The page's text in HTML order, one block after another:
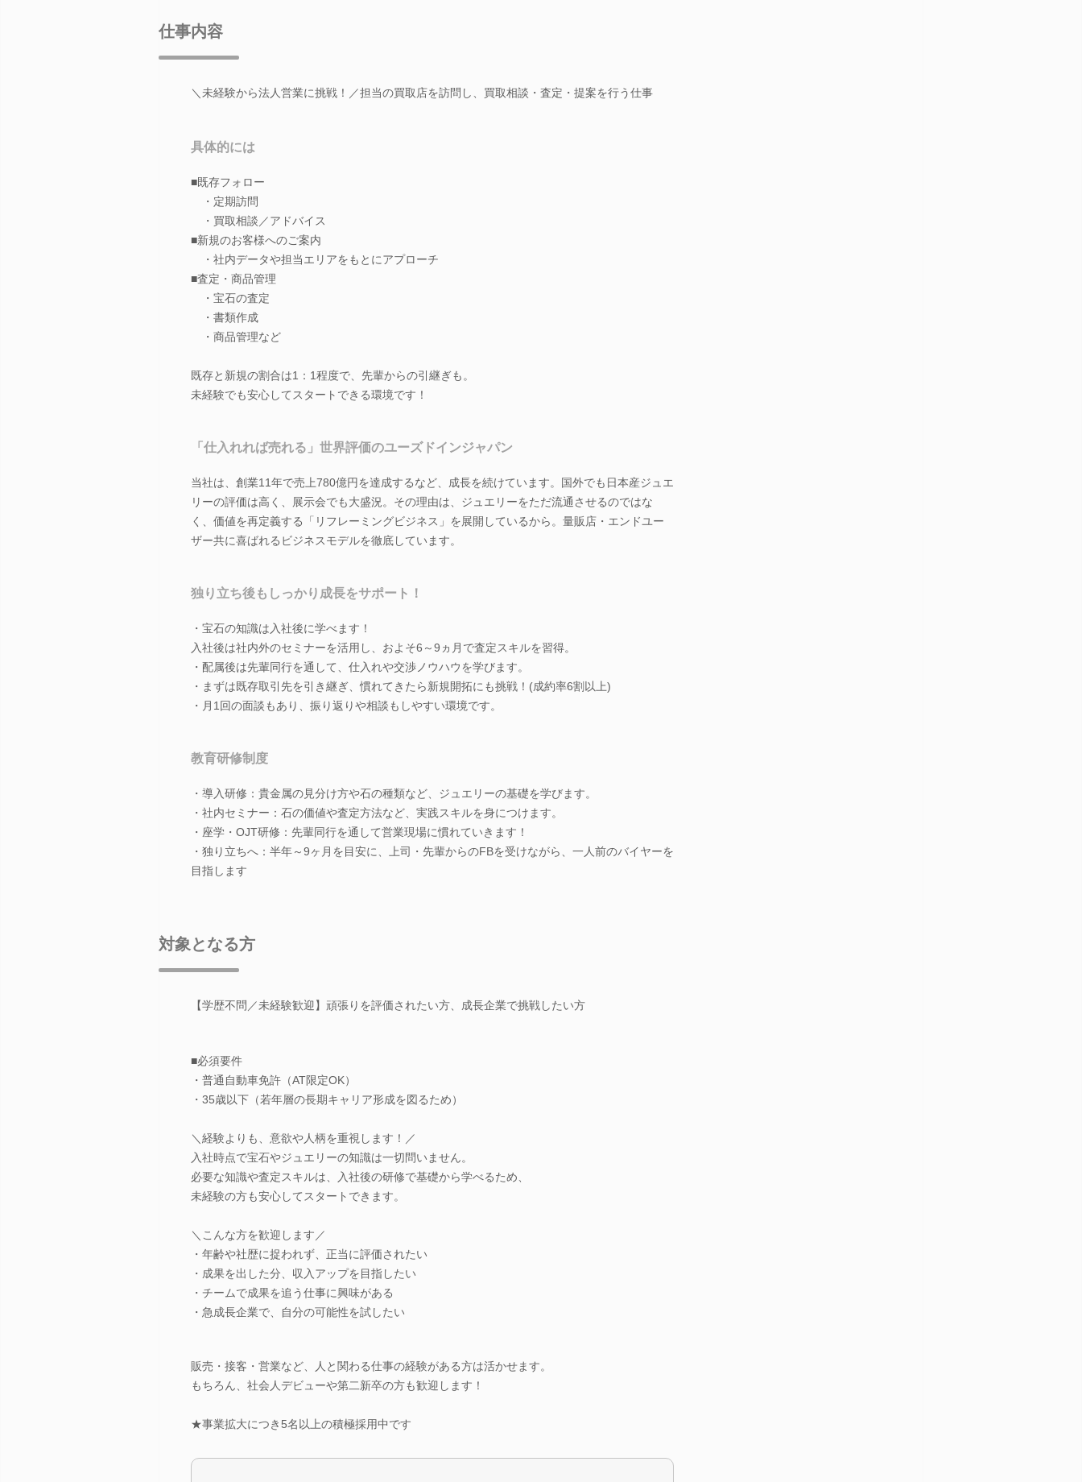
仕事内容
＼未経験から法人営業に挑戦！／担当の買取店を訪問し、買取相談・査定・提案を行う仕事
具体的には
■既存フォロー
・定期訪問
・買取相談／アドバイス
■新規のお客様へのご案内
・社内データや担当エリアをもとにアプローチ
■査定・商品管理
・宝石の査定
・書類作成
・商品管理など
既存と新規の割合は1：1程度で、先輩からの引継ぎも。
未経験でも安心してスタートできる環境です！
「仕入れれば売れる」世界評価のユーズドインジャパン
当社は、創業11年で売上780億円を達成するなど、成長を続けています。国外でも日本産ジュエ
リーの評価は高く、展示会でも大盛況。その理由は、ジュエリーをただ流通させるのではな
く、価値を再定義する「リフレーミングビジネス」を展開しているから。量販店・エンドユー
ザー共に喜ばれるビジネスモデルを徹底しています。
独り立ち後もしっかり成長をサポート！
・宝石の知識は入社後に学べます！
入社後は社内外のセミナーを活用し、およそ6～9ヵ月で査定スキルを習得。
・配属後は先輩同行を通して、仕入れや交渉ノウハウを学びます。
・まずは既存取引先を引き継ぎ、慣れてきたら新規開拓にも挑戦！(成約率6割以上)
・月1回の面談もあり、振り返りや相談もしやすい環境です。
教育研修制度
・導入研修：貴金属の見分け方や石の種類など、ジュエリーの基礎を学びます。
・社内セミナー：石の価値や査定方法など、実践スキルを身につけます。
・座学・OJT研修：先輩同行を通して営業現場に慣れていきます！
・独り立ちへ：半年～9ヶ月を目安に、上司・先輩からのFBを受けながら、一人前のバイヤーを
目指します
対象となる方
【学歴不問／未経験歓迎】頑張りを評価されたい方、成長企業で挑戦したい方
■必須要件
・普通自動車免許（AT限定OK）
・35歳以下（若年層の長期キャリア形成を図るため）
＼経験よりも、意欲や人柄を重視します！／
入社時点で宝石やジュエリーの知識は一切問いません。
必要な知識や査定スキルは、入社後の研修で基礎から学べるため、
未経験の方も安心してスタートできます。
＼こんな方を歓迎します／
・年齢や社歴に捉われず、正当に評価されたい
・成果を出した分、収入アップを目指したい
・チームで成果を追う仕事に興味がある
・急成長企業で、自分の可能性を試したい
販売・接客・営業など、人と関わる仕事の経験がある方は活かせます。
もちろん、社会人デビューや第二新卒の方も歓迎します！
★事業拡大につき5名以上の積極採用中です